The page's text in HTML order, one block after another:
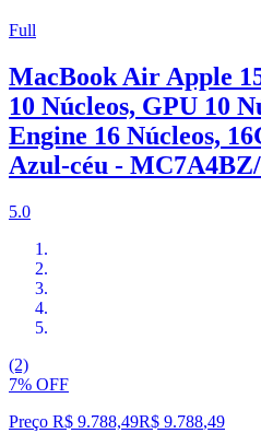
Full
MacBook Air Apple
10 Núcleos, GPU 10
Engine 16 Núcleos,
Azul-céu -
5.0
(2)
7% OFF
Preço R$ 9.788,49R$ 9.788,49